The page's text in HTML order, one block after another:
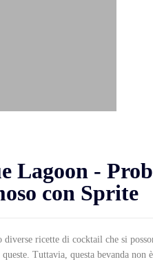
Lagoon -
con Sprite
diverse ricette di cocktail che si
queste. Tuttavia, questa bevanda